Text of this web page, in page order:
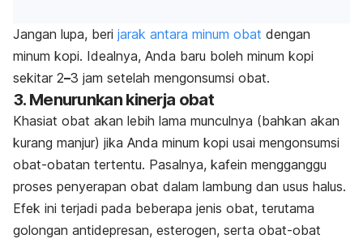
Jangan lupa, beri jarak antara minum obat dengan
minum kopi. Idealnya, Anda baru boleh minum kopi
sekitar 2–3 jam setelah mengonsumsi obat.
3. Menurunkan kinerja obat
Khasiat obat akan lebih lama munculnya (bahkan akan
kurang manjur) jika Anda minum kopi usai mengonsumsi
obat-obatan tertentu. Pasalnya, kafein mengganggu
proses penyerapan obat dalam lambung dan usus halus.
Efek ini terjadi pada beberapa jenis obat, terutama
golongan antidepresan, esterogen, serta obat-obat